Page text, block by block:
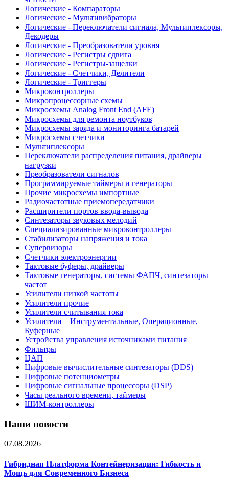
Логические - Компараторы
Логические - Мультивибраторы
Логические - Переключатели сигнала, Мультиплексоры,
Декодеры
Логические - Преобразователи уровня
Логические - Регистры сдвига
Логические - Регистры-защелки
Логические - Счетчики, Делители
Логические - Триггеры
Микроконтроллеры
Микропроцессорные схемы
Микросхемы Analog Front End (AFE)
Микросхемы для ремонта ноутбуков
Микросхемы заряда и мониторинга батарей
Микросхемы счетчики
Мультиплексоры
Переключатели распределения питания, драйверы
нагрузки
Преобразователи сигналов
Программируемые таймеры и генераторы
Прочие микросхемы импортные
Радиочастотные приемопередатчики
Расширители портов ввода-вывода
Синтезаторы звуковых мелодий
Специализированные микроконтроллеры
Стабилизаторы напряжения и тока
Супервизоры
Счетчики электроэнергии
Тактовые буферы, драйверы
Тактовые генераторы, системы ФАПЧ, синтезаторы
частот
Усилители низкой частоты
Усилители прочие
Усилители считывания тока
Усилители – Инструментальные, Операционные,
Буферные
Устройства управления источниками питания
Фильтры
ЦАП
Цифровые вычислительные синтезаторы (DDS)
Цифровые потенциометры
Цифровые сигнальные процессоры (DSP)
Часы реального времени, таймеры
ШИМ-контроллеры
Наши новости
07.08.2026
Гибридная Платформа Контейнеризации: Гибкость и
Мощь для Современного Бизнеса